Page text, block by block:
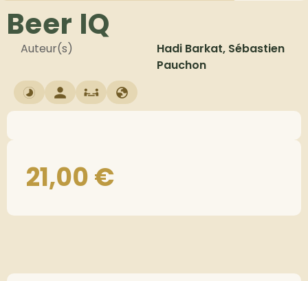
Beer IQ
Auteur(s)
Hadi Barkat, Sébastien
Pauchon
21,00€